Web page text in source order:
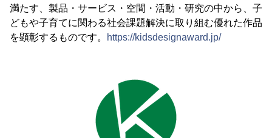
満たす、製品・サービス・空間・活動・研究の中から、子
どもや子育てに関わる社会課題解決に取り組む優れた作品
を顕彰するものです。
https://kidsdesignaward.jp/